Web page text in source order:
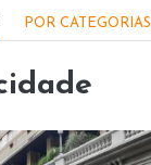
POR CATEGORIAS